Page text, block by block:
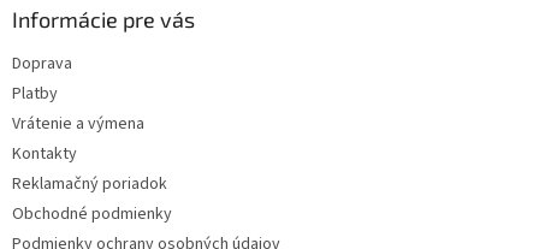
Informácie pre vás
Doprava
Platby
Vrátenie a výmena
Kontakty
Reklamačný poriadok
Obchodné podmienky